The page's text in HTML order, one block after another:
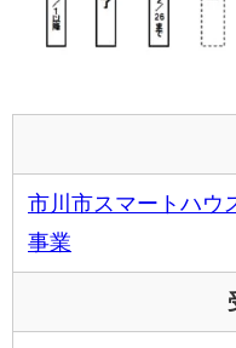
市川市スマートハウ
事業